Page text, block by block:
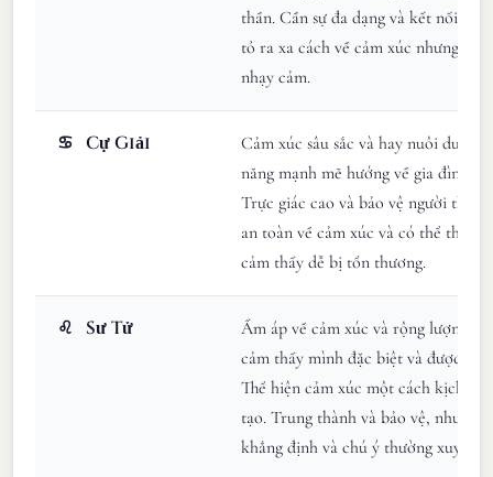
thần. Cần sự đa dạng và kết nối trí
tỏ ra xa cách về cảm xúc nhưng
nhạy cảm.
♋ Cự Giải
Cảm xúc sâu sắc và hay nuôi
năng mạnh mẽ hướng về gia đình
Trực giác cao và bảo vệ người thân
an toàn về cảm xúc và có thể thất
cảm thấy dễ bị tổn thương.
♌ Sư Tử
Ấm áp về cảm xúc và rộng lượng,
cảm thấy mình đặc biệt và được
Thể hiện cảm xúc một cách kịch
tạo. Trung thành và bảo vệ, nhưng
khẳng định và chú ý thường xuyên.